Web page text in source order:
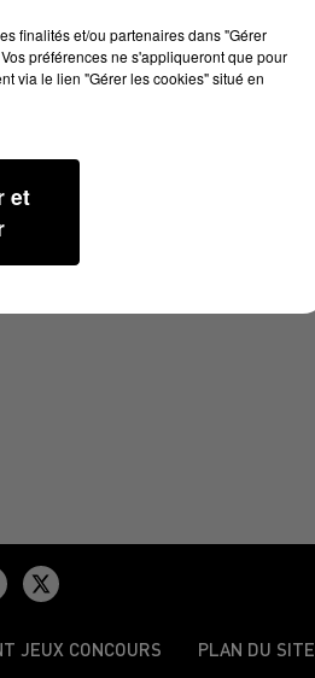
JEUX CONCOURS PLAN DU SITE
finalités et/ou partenaires dans "Gérer
préférences ne s'appliqueront que pour
via le lien "Gérer les cookies" situé en
et